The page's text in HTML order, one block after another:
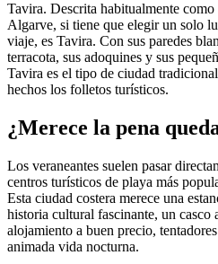
Tavira. Descrita habitualmente
Algarve, si tiene que elegir un solo
viaje, es Tavira. Con sus paredes
terracota, sus adoquines y sus
Tavira es el tipo de ciudad
hechos los folletos turísticos.
¿Merece la pena
Los veraneantes suelen pasar
centros turísticos de playa más
Esta ciudad costera merece una
historia cultural fascinante, un casco
alojamiento a buen precio,
animada vida nocturna.